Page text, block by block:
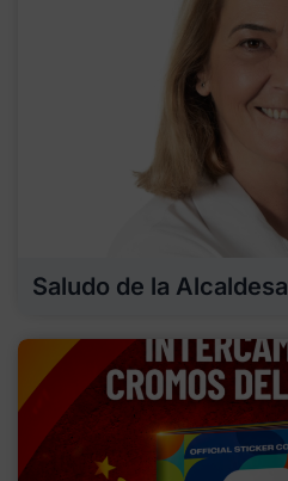
Saludo de la Alcaldesa